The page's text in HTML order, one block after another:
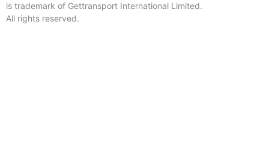
is trademark of Gettransport International Limited.
All rights reserved.